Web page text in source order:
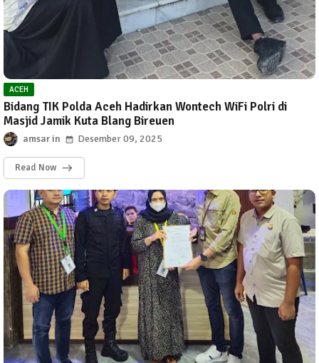
ACEH
Bidang TIK Polda Aceh Hadirkan Wontech WiFi Polri di
Masjid Jamik Kuta Blang Bireuen
amsar Desember 09, 2025
Read Now